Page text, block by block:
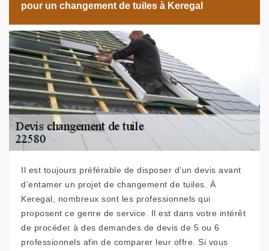
pour un changement de tuiles à Keregal
Il est toujours préférable de disposer d’un devis avant
d’entamer un projet de changement de tuiles. À
Keregal, nombreux sont les professionnels qui
proposent ce genre de service. Il est dans votre intérêt
de procéder à des demandes de devis de 5 ou 6
professionnels afin de comparer leur offre. Si vous